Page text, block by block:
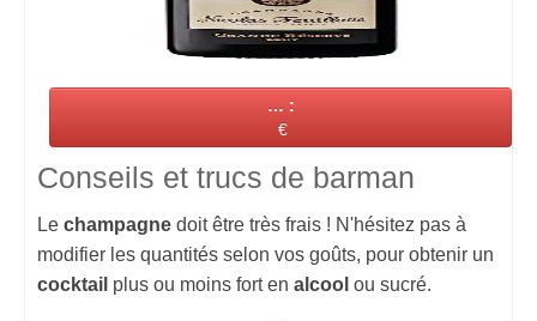
… :
€
Conseils et trucs de barman
Le champagne doit être très frais ! N'hésitez pas à
modifier les quantités selon vos goûts, pour obtenir un
cocktail plus ou moins fort en alcool ou sucré.